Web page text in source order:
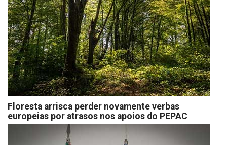
Floresta arrisca perder novamente verbas
europeias por atrasos nos apoios do PEPAC